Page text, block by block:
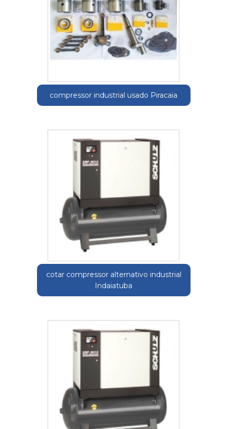
compressor industrial usado Piracaia
cotar compressor alternativo industrial
Indaiatuba